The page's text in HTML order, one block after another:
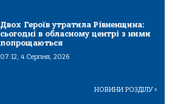
Двох Героїв утратила Рівненщина:
сьогодні в обласному центрі з ними
попрощаються
07:12, 4 Серпня, 2026
НОВИНИ РОЗДІЛУ>